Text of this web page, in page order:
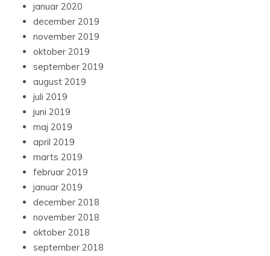
januar 2020
december 2019
november 2019
oktober 2019
september 2019
august 2019
juli 2019
juni 2019
maj 2019
april 2019
marts 2019
februar 2019
januar 2019
december 2018
november 2018
oktober 2018
september 2018